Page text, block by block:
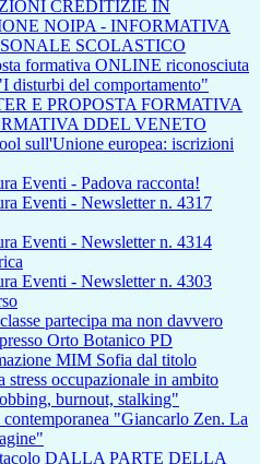
CREDITIZIE IN
NOIPA - INFORMATIVA
SCOLASTICO
formativa ONLINE riconosciuta
disturbi del comportamento"
E PROPOSTA FORMATIVA
DDEL VENETO
sull'Unione europea: iscrizioni
Eventi - Padova racconta!
Eventi - Newsletter n. 4317
Eventi - Newsletter n. 4314
Eventi - Newsletter n. 4303
partecipa ma non davvero
Orto Botanico PD
MIM Sofia dal titolo
stress occupazionale in ambito
burnout, stalking"
contemporanea "Giancarlo Zen. La
DALLA PARTE DELLA